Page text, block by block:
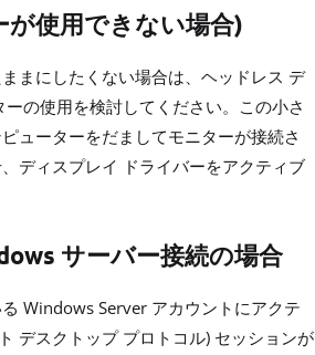
が使用できない場合)
まにしたくない場合は、ヘッドレス デ
ーの使用を検討してください。この小さ
ューターをだましてモニターが接続さ
ディスプレイ ドライバーをアクティブ
サーバー接続の場合
Windows Server アカウントにアクテ
デスクトップ プロトコル) セッションが